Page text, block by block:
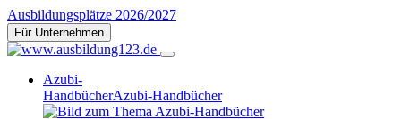
Ausbildungsplätze 2026/2027
Für Unternehmen
Azubi-
HandbücherAzubi-Handbücher